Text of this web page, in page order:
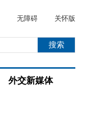
无障碍 关怀版
外交新媒体